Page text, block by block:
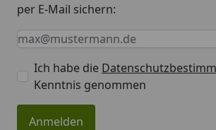
per E-Mail sichern:
Keine Eingabe erforderlich
Eingabe erforderlich
E-Mail *
Ich habe die
Kenntnis genommen
Anmelden